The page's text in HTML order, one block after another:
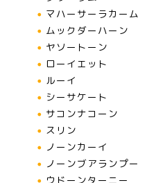
マハーサーラカーム
ムックダーハーン
ヤソートーン
ローイエット
ルーイ
シーサケート
サコンナコーン
スリン
ノーンカーイ
ノーンブアランプー
ウドーンターニー